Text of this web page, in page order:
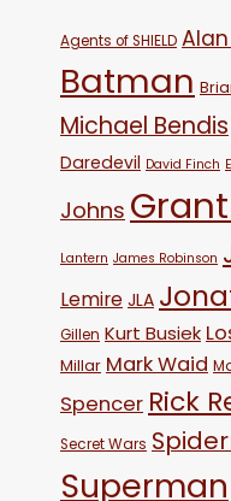
Agents of SHIELD
Batman
Michael Bendis
Daredevil David Finch
Johns
Lantern James Robinson
Lemire JLA
Gillen Kurt Busiek
Millar Mark Waid
Spencer Rick
Secret Wars
Superman